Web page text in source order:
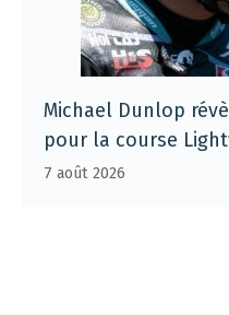
Michael Dunlop
pour la course
7 août 2026